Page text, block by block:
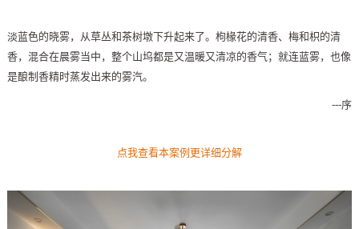
淡蓝色的晓雾，从草丛和茶树墩下升起来了。枸椽花的清香、梅和枳的清
香，混合在晨雾当中，整个山坞都是又温暖又清凉的香气；就连蓝雾，也像
是酿制香精时蒸发出来的雾汽。
---序
点我查看本案例更详细分解